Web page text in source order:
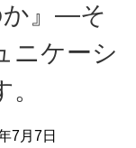
か』―そ
ニケーシ
7月7日